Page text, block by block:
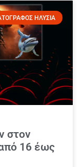
ΗΛΥΣΙΑ
στον
16 έως